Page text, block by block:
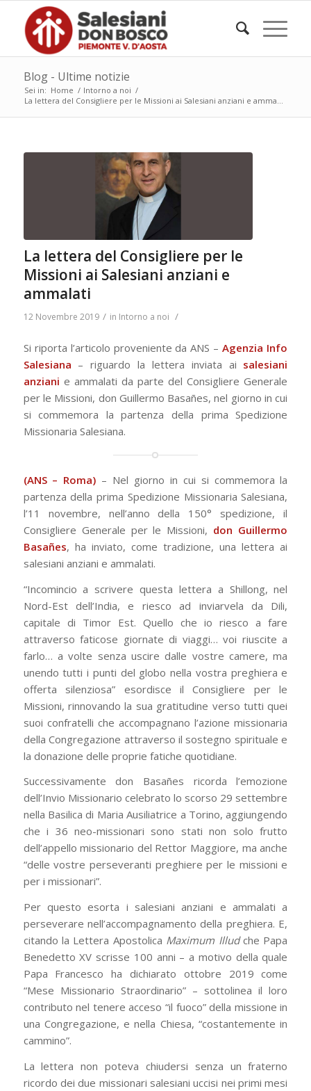
Blog - Ultime notizie
Sei in: Home / Intorno a noi /
La lettera del Consigliere per le Missioni ai Salesiani anziani e amma...
La lettera del Consigliere per le
Missioni ai Salesiani anziani e
ammalati
12 Novembre 2019 / in Intorno a noi /
Si riporta l’articolo proveniente da ANS –Agenzia Info
Salesiana – riguardo la lettera inviata ai salesiani
anziani e ammalati da parte del Consigliere Generale
per le Missioni, don Guillermo Basañes, nel giorno in cui
si commemora la partenza della prima Spedizione
Missionaria Salesiana.
(ANS – Roma) – Nel giorno in cui si commemora la
partenza della prima Spedizione Missionaria Salesiana,
l’11 novembre, nell’anno della 150° spedizione, il
Consigliere Generale per le Missioni, don Guillermo
Basañes, ha inviato, come tradizione, una lettera ai
salesiani anziani e ammalati.
“Incomincio a scrivere questa lettera a Shillong, nel
Nord-Est dell’India, e riesco ad inviarvela da Dili,
capitale di Timor Est. Quello che io riesco a fare
attraverso faticose giornate di viaggi… voi riuscite a
farlo… a volte senza uscire dalle vostre camere, ma
unendo tutti i punti del globo nella vostra preghiera e
offerta silenziosa” esordisce il Consigliere per le
Missioni, rinnovando la sua gratitudine verso tutti quei
suoi confratelli che accompagnano l’azione missionaria
della Congregazione attraverso il sostegno spirituale e
la donazione delle proprie fatiche quotidiane.
Successivamente don Basañes ricorda l’emozione
dell’Invio Missionario celebrato lo scorso 29 settembre
nella Basilica di Maria Ausiliatrice a Torino, aggiungendo
che i 36 neo-missionari sono stati non solo frutto
dell’appello missionario del Rettor Maggiore, ma anche
“delle vostre perseveranti preghiere per le missioni e
per i missionari”.
Per questo esorta i salesiani anziani e ammalati a
perseverare nell’accompagnamento della preghiera. E,
citando la Lettera Apostolica Maximum Illudche Papa
Benedetto XV scrisse 100 anni – a motivo della quale
Papa Francesco ha dichiarato ottobre 2019 come
“Mese Missionario Straordinario” – sottolinea il loro
contributo nel tenere acceso “il fuoco” della missione in
una Congregazione, e nella Chiesa, “costantemente in
cammino”.
La lettera non poteva chiudersi senza un fraterno
ricordo dei due missionari salesiani uccisi nei primi mesi